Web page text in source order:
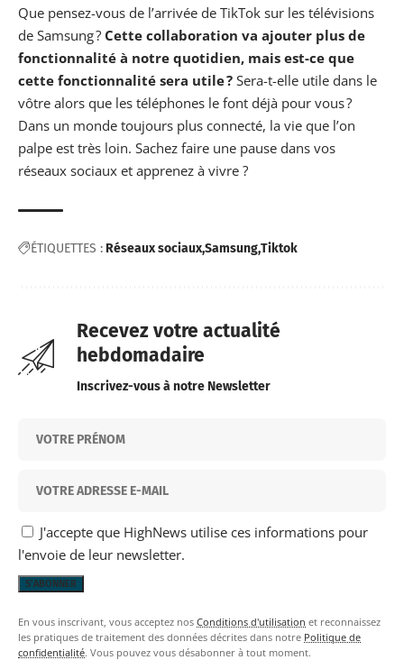
Que pensez-vous de l’arrivée de TikTok sur les télévisions
de Samsung ? Cette collaboration va ajouter plus de
fonctionnalité à notre quotidien, mais est-ce que
cette fonctionnalité sera utile ? Sera-t-elle utile dans le
vôtre alors que les téléphones le font déjà pour vous ?
Dans un monde toujours plus connecté, la vie que l’on
palpe est très loin. Sachez faire une pause dans vos
réseaux sociaux et apprenez à vivre ?
ÉTIQUETTES : Réseaux sociauxSamsungTiktok
Recevez votre actualité
hebdomadaire
Inscrivez-vous à notre Newsletter
J'accepte que HighNews utilise ces informations pour
l'envoie de leur newsletter.
En vous inscrivant, vous acceptez nos Conditions d'utilisation et reconnaissez
les pratiques de traitement des données décrites dans notre Politique de
confidentialité. Vous pouvez vous désabonner à tout moment.